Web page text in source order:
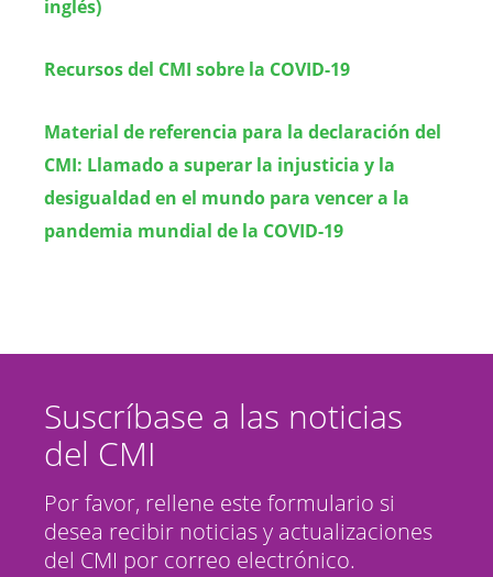
inglés)
Recursos del CMI sobre la COVID-19
Material de referencia para la declaración del
CMI: Llamado a superar la injusticia y la
desigualdad en el mundo para vencer a la
pandemia mundial de la COVID-19
Suscríbase a las noticias
del CMI
Por favor, rellene este formulario si
desea recibir noticias y actualizaciones
del CMI por correo electrónico.